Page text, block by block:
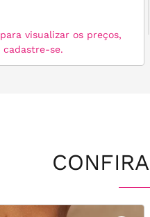
visualizar os preços,
se.